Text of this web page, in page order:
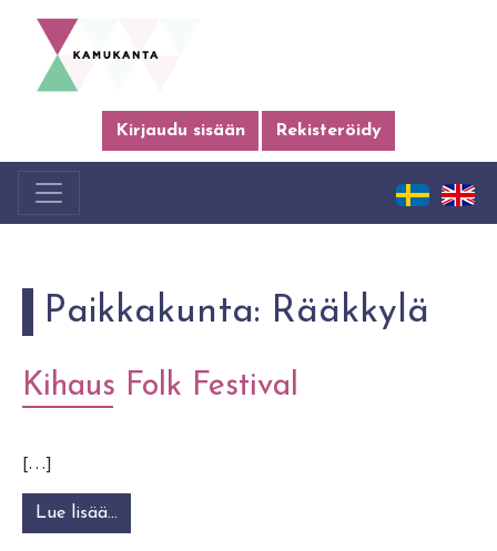
Kirjaudu sisään Rekisteröidy
Paikkakunta: Rääkkylä
Kihaus Folk Festival
[…]
Lue lisää…